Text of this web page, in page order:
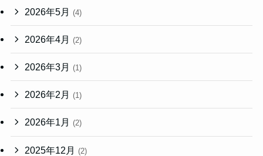
2026年5月 (4)
2026年4月 (2)
2026年3月 (1)
2026年2月 (1)
2026年1月 (2)
2025年12月 (2)